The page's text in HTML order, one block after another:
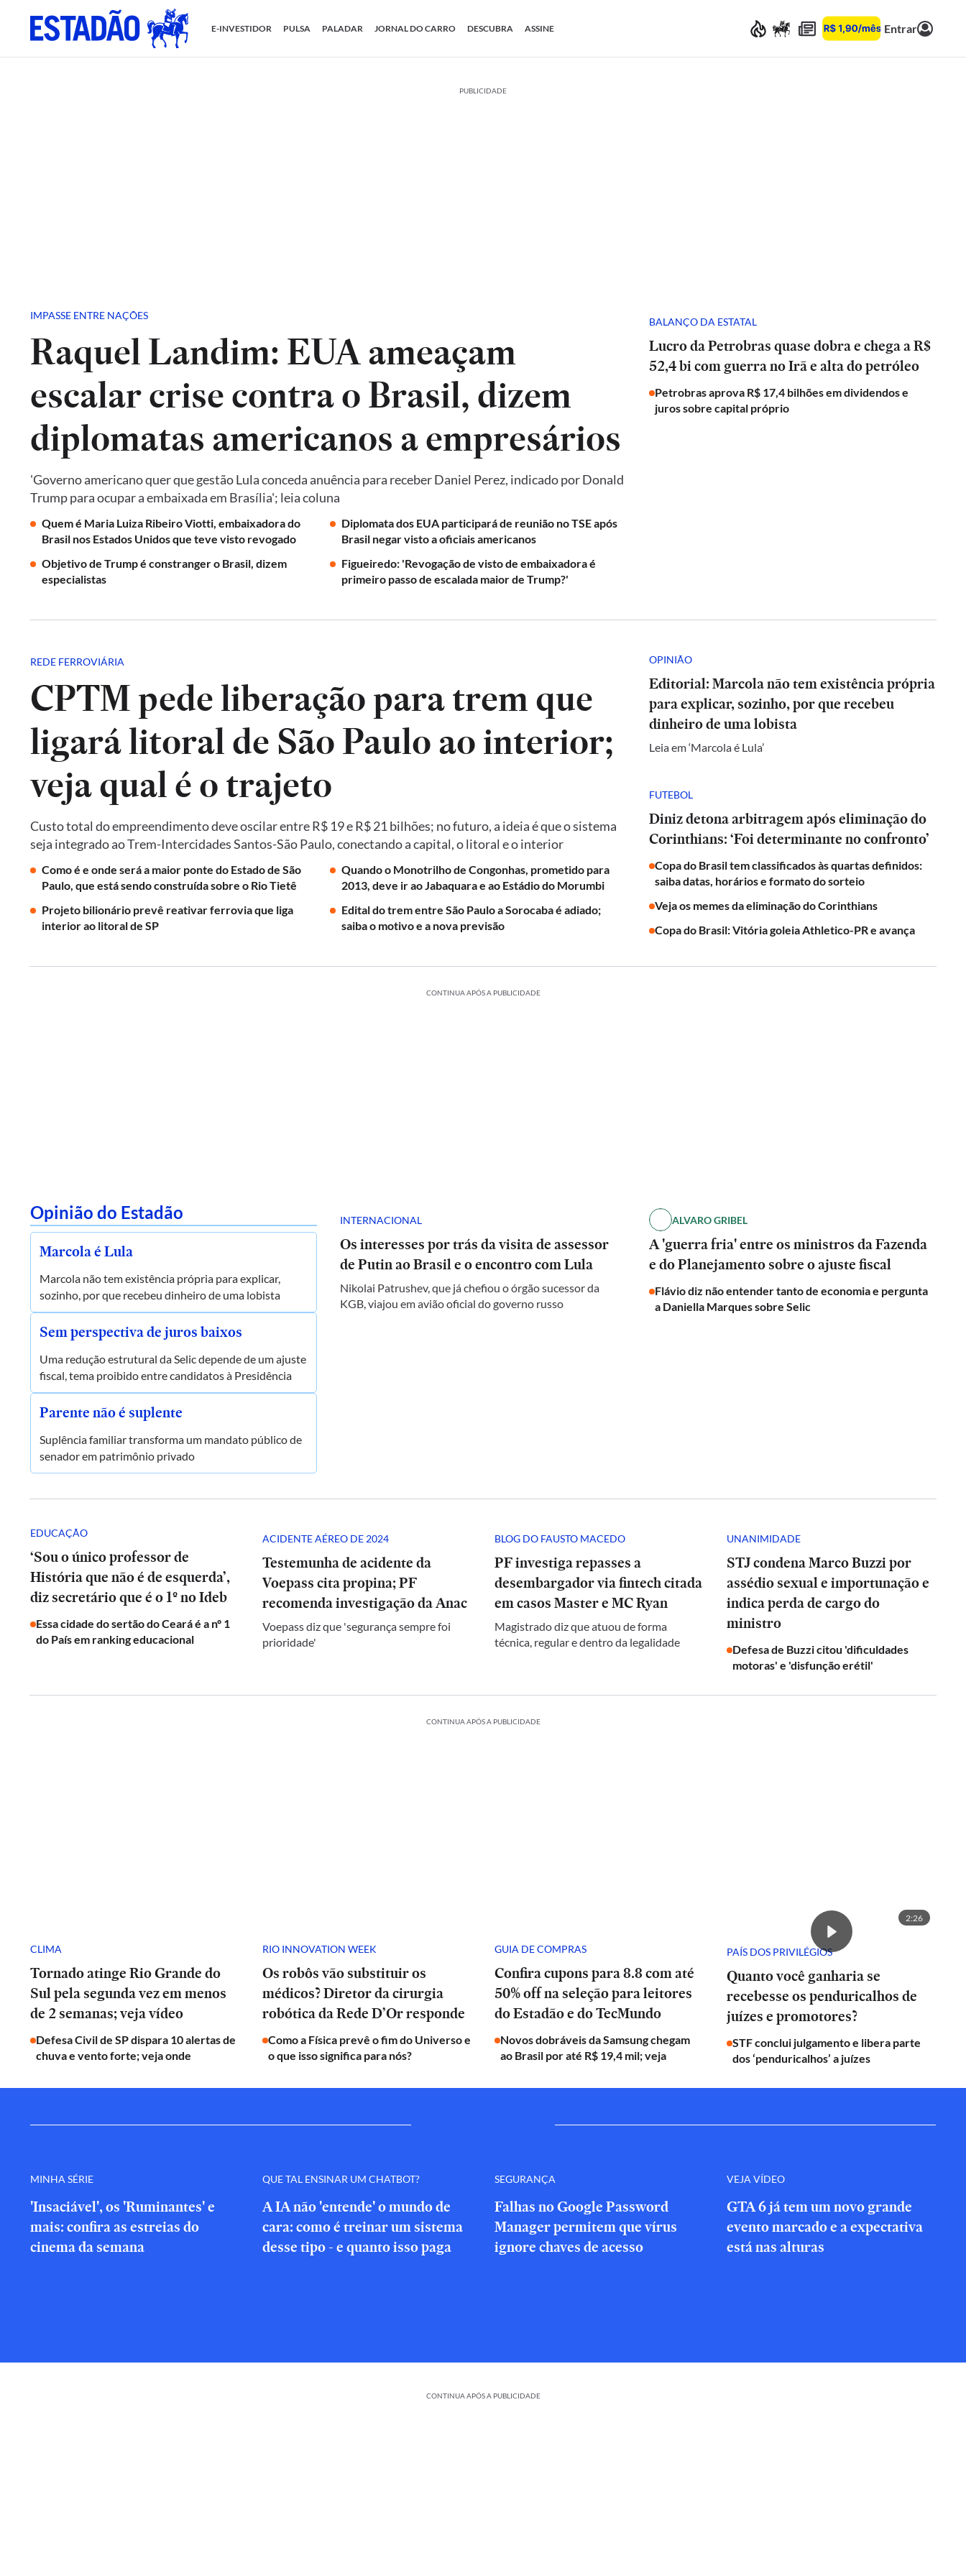
E-INVESTIDOR PULSA PALADAR JORNAL DO CARRO DESCUBRA ASSINE Entrar
PUBLICIDADE
IMPASSE ENTRE NAÇÕES
Raquel Landim: EUA ameaçam
escalar crise contra o Brasil, dizem
diplomatas americanos a empresários
'Governo americano quer que gestão Lula conceda anuência para receber Daniel Perez, indicado por Donald
Trump para ocupar a embaixada em Brasília'; leia coluna
Quem é Maria Luiza Ribeiro Viotti, embaixadora do
Brasil nos Estados Unidos que teve visto revogado
Diplomata dos EUA participará de reunião no TSE após
Brasil negar visto a oficiais americanos
Objetivo de Trump é constranger o Brasil, dizem
especialistas
Figueiredo: 'Revogação de visto de embaixadora é
primeiro passo de escalada maior de Trump?'
BALANÇO DA ESTATAL
Lucro da Petrobras quase dobra e chega a R$
52,4 bi com guerra no Irã e alta do petróleo
Petrobras aprova R$ 17,4 bilhões em dividendos e
juros sobre capital próprio
REDE FERROVIÁRIA
CPTM pede liberação para trem que
ligará litoral de São Paulo ao interior;
veja qual é o trajeto
Custo total do empreendimento deve oscilar entre R$ 19 e R$ 21 bilhões; no futuro, a ideia é que o sistema
seja integrado ao Trem-Intercidades Santos-São Paulo, conectando a capital, o litoral e o interior
Como é e onde será a maior ponte do Estado de São
Paulo, que está sendo construída sobre o Rio Tietê
Quando o Monotrilho de Congonhas, prometido para
2013, deve ir ao Jabaquara e ao Estádio do Morumbi
Projeto bilionário prevê reativar ferrovia que liga
interior ao litoral de SP
Edital do trem entre São Paulo a Sorocaba é adiado;
saiba o motivo e a nova previsão
OPINIÃO
Editorial: Marcola não tem existência própria
para explicar, sozinho, por que recebeu
dinheiro de uma lobista
Leia em ‘Marcola é Lula’
FUTEBOL
Diniz detona arbitragem após eliminação do
Corinthians: ‘Foi determinante no confronto’
Copa do Brasil tem classificados às quartas definidos:
saiba datas, horários e formato do sorteio
Veja os memes da eliminação do Corinthians
Copa do Brasil: Vitória goleia Athletico-PR e avança
CONTINUA APÓS A PUBLICIDADE
Opinião do Estadão
Marcola é Lula
Marcola não tem existência própria para explicar,
sozinho, por que recebeu dinheiro de uma lobista
Sem perspectiva de juros baixos
Uma redução estrutural da Selic depende de um ajuste
fiscal, tema proibido entre candidatos à Presidência
Parente não é suplente
Suplência familiar transforma um mandato público de
senador em patrimônio privado
INTERNACIONAL
Os interesses por trás da visita de assessor
de Putin ao Brasil e o encontro com Lula
Nikolai Patrushev, que já chefiou o órgão sucessor da
KGB, viajou em avião oficial do governo russo
ALVARO GRIBEL
A 'guerra fria' entre os ministros da Fazenda
e do Planejamento sobre o ajuste fiscal
Flávio diz não entender tanto de economia e pergunta
a Daniella Marques sobre Selic
EDUCAÇÃO
‘Sou o único professor de
História que não é de esquerda’,
diz secretário que é o 1º no Ideb
Essa cidade do sertão do Ceará é a nº 1
do País em ranking educacional
ACIDENTE AÉREO DE 2024
Testemunha de acidente da
Voepass cita propina; PF
recomenda investigação da Anac
Voepass diz que 'segurança sempre foi
prioridade'
BLOG DO FAUSTO MACEDO
PF investiga repasses a
desembargador via fintech citada
em casos Master e MC Ryan
Magistrado diz que atuou de forma
técnica, regular e dentro da legalidade
UNANIMIDADE
STJ condena Marco Buzzi por
assédio sexual e importunação e
indica perda de cargo do
ministro
Defesa de Buzzi citou 'dificuldades
motoras' e 'disfunção erétil'
CONTINUA APÓS A PUBLICIDADE
CLIMA
Tornado atinge Rio Grande do
Sul pela segunda vez em menos
de 2 semanas; veja vídeo
Defesa Civil de SP dispara 10 alertas de
chuva e vento forte; veja onde
RIO INNOVATION WEEK
Os robôs vão substituir os
médicos? Diretor da cirurgia
robótica da Rede D’Or responde
Como a Física prevê o fim do Universo e
o que isso significa para nós?
GUIA DE COMPRAS
Confira cupons para 8.8 com até
50% off na seleção para leitores
do Estadão e do TecMundo
Novos dobráveis da Samsung chegam
ao Brasil por até R$ 19,4 mil; veja
2:26
PAÍS DOS PRIVILÉGIOS
Quanto você ganharia se
recebesse os penduricalhos de
juízes e promotores?
STF conclui julgamento e libera parte
dos ‘penduricalhos’ a juízes
MINHA SÉRIE
'Insaciável', os 'Ruminantes' e
mais: confira as estreias do
cinema da semana
QUE TAL ENSINAR UM CHATBOT?
A IA não 'entende' o mundo de
cara: como é treinar um sistema
desse tipo - e quanto isso paga
SEGURANÇA
Falhas no Google Password
Manager permitem que vírus
ignore chaves de acesso
VEJA VÍDEO
GTA 6 já tem um novo grande
evento marcado e a expectativa
está nas alturas
CONTINUA APÓS A PUBLICIDADE